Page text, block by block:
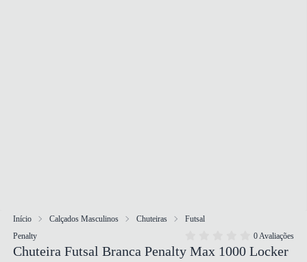
Início Calçados Masculinos Chuteiras
Futsal
Penalty
0 Avaliações
Chuteira Futsal Branca Penalty Max 1000 Locker